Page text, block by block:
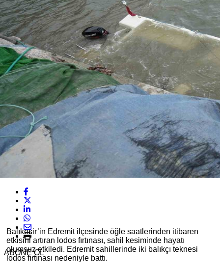
ABONE OL
Balıkesir’in Edremit ilçesinde öğle saatlerinden itibaren
etkisini artıran lodos fırtınası, sahil kesiminde hayatı
olumsuz etkiledi. Edremit sahillerinde iki balıkçı teknesi
lodos fırtınası nedeniyle battı.